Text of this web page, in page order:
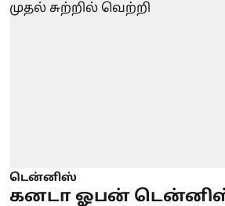
டென்னிஸ்
கனடா ஓபன் டென்னிஸ்: